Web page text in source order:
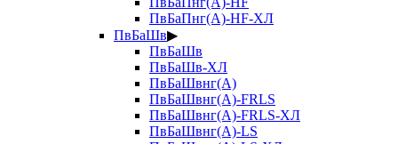
ПвБаПнг(А)-HF-ХЛ
ПвБаШв▶
ПвБаШв
ПвБаШв-ХЛ
ПвБаШвнг(А)
ПвБаШвнг(А)-FRLS
ПвБаШвнг(А)-FRLS-ХЛ
ПвБаШвнг(А)-LS